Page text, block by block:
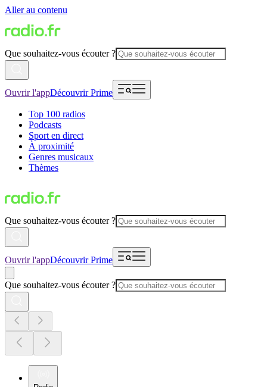
Aller au contenu
Que souhaitez-vous écouter ?
Ouvrir l'appDécouvrir Prime
Top 100 radios
Podcasts
Sport en direct
À proximité
Genres musicaux
Thèmes
Que souhaitez-vous écouter ?
Ouvrir l'appDécouvrir Prime
Que souhaitez-vous écouter ?